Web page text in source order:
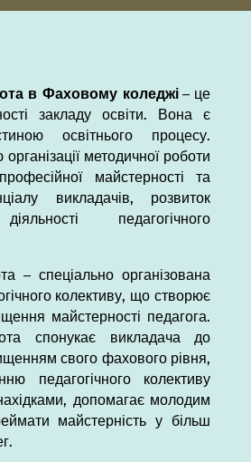
в Фаховому коледжі– це
закладу освіти. Вона є
освітнього процесу.
методичної роботи
майстерності та
викладачів, розвиток
педагогічного
– спеціально організована
колективу, що створює
майстерності педагога.
спонукає викладача до
свого фахового рівня,
педагогічного колективу
допомагає молодим
майстерність у більш